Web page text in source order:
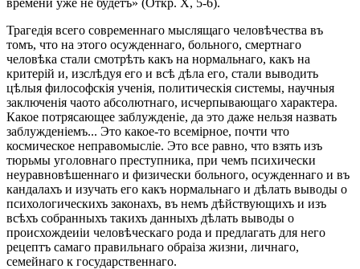
Трагедія всего современнаго мыслящаго человѣчества въ
томъ, что на этого осужденнаго, больного, смертнаго
человѣка стали смотрѣть какъ на нормальнаго, какъ на
критерій и, изслѣдуя его и всѣ дѣла его, стали выводить
цѣлыя философскія ученія, политическія системы, научныя
заключенія чаото абсолютнаго, исчерпывающаго характера.
Какое потрясающее заблужденіе, да это даже нельзя назвать
заблужденіемъ... Это какое-то всемірное, почти что
космическое неправомысліе. Это все равно, что взять изъ
тюрьмы уголовнаго преступника, при чемъ психически
неуравновѣшеннаго и физически больного, осужденнаго и въ
кандалахъ и изучать его какъ нормальнаго и дѣлать выводы о
психологическихъ законахъ, въ немъ дѣйствующихъ и изъ
всѣхъ собранныхъ такихъ данныхъ дѣлать выводы о
происхождеиіи человѣческаго рода и предлагать для него
рецептъ самаго правильнаго обраіза жизни, личнаго,
семейнаго к государственнаго.